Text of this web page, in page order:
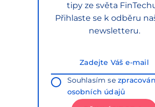
tipy ze světa
Přihlaste se k odběru
newsletteru.
Souhlasím se
osobních údajů